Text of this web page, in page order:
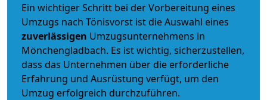
Ein wichtiger Schritt bei der Vorbereitung eines
Umzugs nach Tönisvorst ist die Auswahl eines
zuverlässigen Umzugsunternehmens in
Mönchengladbach. Es ist wichtig, sicherzustellen,
dass das Unternehmen über die erforderliche
Erfahrung und Ausrüstung verfügt, um den
Umzug erfolgreich durchzuführen.